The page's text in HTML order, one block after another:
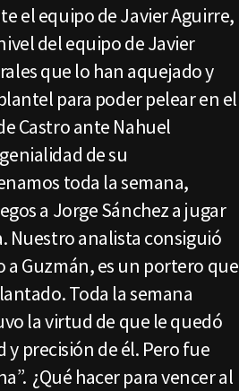
el equipo de Javier Aguirre,
del equipo de Javier
que lo han aquejado y
para poder pelear en el
Castro ante Nahuel
de su
toda la semana,
a Jorge Sánchez a jugar
Nuestro analista consiguió
a Guzmán, es un portero que
Toda la semana
la virtud de que le quedó
precisión de él. Pero fue
¿Qué hacer para vencer al